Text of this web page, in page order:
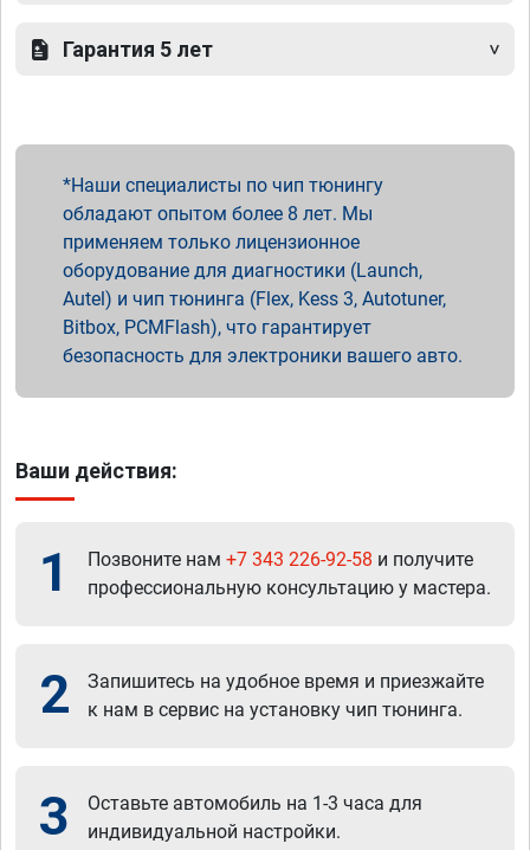
Гарантия 5 лет
Наши специалисты по чип тюнингу
обладают опытом более 8 лет. Мы
применяем только лицензионное
оборудование для диагностики (Launch,
Autel) и чип тюнинга (Flex, Kess 3, Autotuner,
Bitbox, PCMFlash), что гарантирует
безопасность для электроники вашего авто.
Ваши действия:
1 Позвоните нам +7 343 226-92-58 и получите
профессиональную консультацию у мастера.
2
Запишитесь на удобное время и приезжайте
к нам в сервис на установку чип тюнинга.
3
Оставьте автомобиль на 1-3 часа для
индивидуальной настройки.